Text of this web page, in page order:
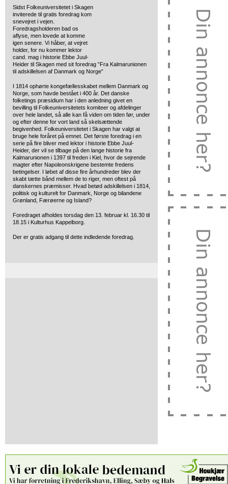
Sidst Folkeuniversitetet i Skagen
inviterede til gratis foredrag kom
snevejret i vejen.
Foredragsholderen bad os
aflyse, men lovede at komme
igen senere. Vi håber, at vejret
holder, for nu kommer lektor
cand. mag i historie Ebbe Juul-
Heider til Skagen med sit foredrag ”Fra Kalmarunionen
til adskillelsen af Danmark og Norge”
I 1814 ophørte kongefællesskabet mellem Danmark og
Norge, som havde bestået i 400 år. Det danske
folketings præsidium har i den anledning givet en
bevilling til Folkeuniversitetets komiteer og afdelinger
over hele landet, så alle kan få viden om tiden før, under
og efter denne for vort land så skelsættende
begivenhed. Folkeuniversitetet i Skagen har valgt at
bruge hele foråret på emnet. Det første foredrag i en
serie på fire bliver med lektor i historie Ebbe Juul-
Heider, der vil se tilbage på den lange historie fra
Kalmarunionen i 1397 til freden i Kiel, hvor de sejrende
magter efter Napoleonskrigene bestemte fredens
betingelser. I løbet af disse fire århundreder blev der
skabt tætte bånd mellem de to riger, men oftest på
danskernes præmisser. Hvad betød adskillelsen i 1814,
politisk og kulturelt for Danmark, Norge og bilandene
Grønland, Færøerne og Island?
Foredraget afholdes torsdag den 13. februar kl. 16.30 til
18.15 i Kulturhus Kappelborg.
Der er gratis adgang til dette indledende foredrag.